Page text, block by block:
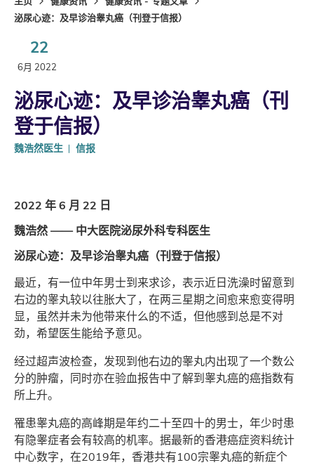
泌尿心迹：及早诊治睾丸癌（刊登于信报）
22
6月 2022
泌尿心迹：及早诊治睾丸癌（刊
登于信报）
魏浩然医生 信报
2022 年 6 月 22 日
魏浩然 ―― 中大医院泌尿外科专科医生
泌尿心迹：及早诊治睾丸癌（刊登于信报）
最近，有一位中年男士到来求诊，表示近日洗澡时留意到
右边的睾丸较以往胀大了，在两三星期之间愈来愈变得明
显，虽然并未为他带来什么的不适，但他感到总是不对
劲，希望医生能给予意见。
经过超声波检查，发现到他右边的睾丸内出现了一个数公
分的肿瘤，同时亦在验血报告中了解到睾丸癌的癌指数有
所上升。
罹患睾丸癌的高峰期是年约二十至四十的男士，年少时患
有隐睾症者会有较高的机率。据最新的香港癌症资料统计
中心数字，在2019年，香港共有100宗睾丸癌的新症个